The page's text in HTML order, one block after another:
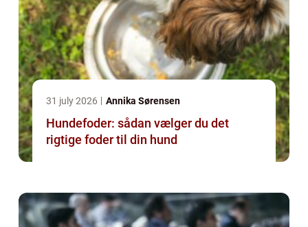
31 july 2026 Annika Sørensen
Hundefoder: sådan vælger du det
rigtige foder til din hund